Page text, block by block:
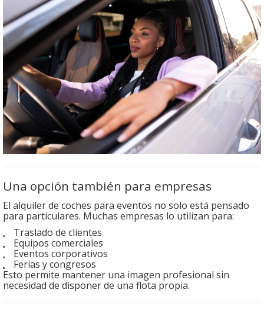
Una opción también para empresas
El alquiler de coches para eventos no solo está pensado
para particulares. Muchas empresas lo utilizan para:
Traslado de clientes
Equipos comerciales
Eventos corporativos
Ferias y congresos
Esto permite mantener una imagen profesional sin
necesidad de disponer de una flota propia.